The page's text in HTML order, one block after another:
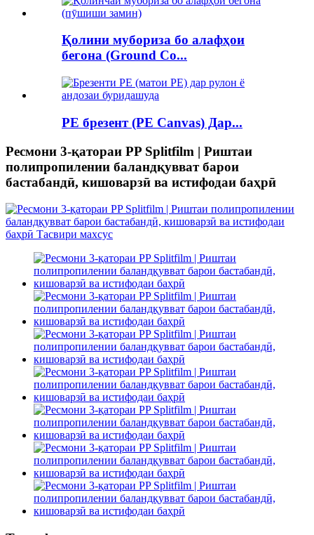
Қолини мубориза бо алафҳои
бегона (Ground Co...
PE брезент (PE Canvas) Дар...
Ресмони 3-қатораи PP Splitfilm | Риштаи
полипропилении баландқувват барои
бастабандӣ, кишоварзӣ ва истифодаи баҳрӣ